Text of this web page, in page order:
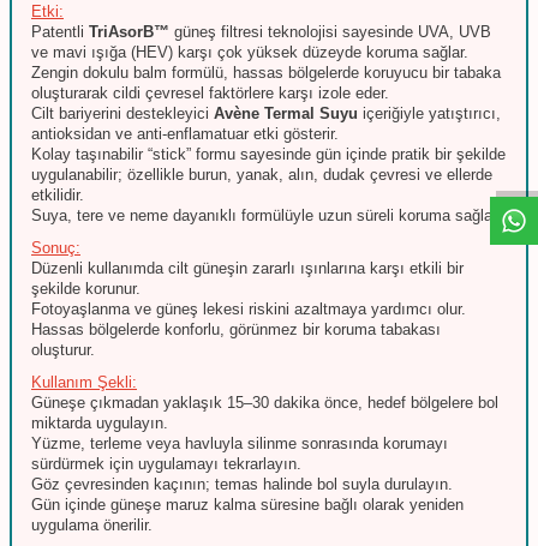
WhtsappDeseHatt
Etki:
Patentli TriAsorB™ güneş filtresi teknolojisi sayesinde UVA, UVB
ve mavi ışığa (HEV) karşı çok yüksek düzeyde koruma sağlar.
Zengin dokulu balm formülü, hassas bölgelerde koruyucu bir tabaka
oluşturarak cildi çevresel faktörlere karşı izole eder.
Cilt bariyerini destekleyici Avène Termal Suyu içeriğiyle yatıştırıcı,
antioksidan ve anti-enflamatuar etki gösterir.
Kolay taşınabilir “stick” formu sayesinde gün içinde pratik bir şekilde
uygulanabilir; özellikle burun, yanak, alın, dudak çevresi ve ellerde
etkilidir.
Suya, tere ve neme dayanıklı formülüyle uzun süreli koruma sağlar.
Sonuç:
Düzenli kullanımda cilt güneşin zararlı ışınlarına karşı etkili bir
şekilde korunur.
Fotoyaşlanma ve güneş lekesi riskini azaltmaya yardımcı olur.
Hassas bölgelerde konforlu, görünmez bir koruma tabakası
oluşturur.
Kullanım Şekli:
Güneşe çıkmadan yaklaşık 15–30 dakika önce, hedef bölgelere bol
miktarda uygulayın.
Yüzme, terleme veya havluyla silinme sonrasında korumayı
sürdürmek için uygulamayı tekrarlayın.
Göz çevresinden kaçının; temas halinde bol suyla durulayın.
Gün içinde güneşe maruz kalma süresine bağlı olarak yeniden
uygulama önerilir.